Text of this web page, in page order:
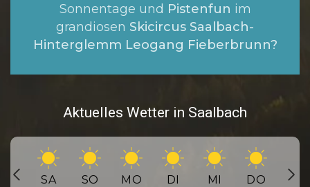
Sonnentage und Pistenfun im
grandiosen Skicircus Saalbach-
Hinterglemm Leogang Fieberbrunn?
Aktuelles Wetter in Saalbach
SA
SO
MO
DI
MI
DO
FR